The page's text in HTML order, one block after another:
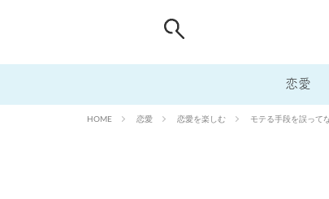
恋愛
HOME 恋愛 恋愛を楽しむ モテる手段を誤って